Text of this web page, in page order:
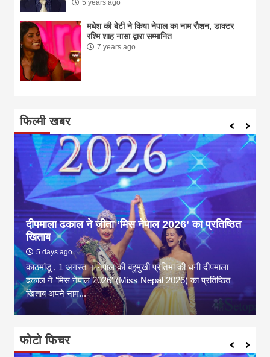
5 years ago
मधेश की बेटी ने किया नेपाल का नाम राैशन, डाक्टर
रश्मि शाह नासा द्वारा सम्मानित
7 years ago
फिल्मी खबर
दीपमाला ढकाल ने जीता ‘मिस नेपाल 2026’ का प्रतिष्ठित
खिताब
5 days ago
काठमांडू , 1 अगस्त । नेपाल की बहुमुखी प्रतिभा की धनी दीपमाला
ढकाल ने 'मिस नेपाल 2026' (Miss Nepal 2026) का प्रतिष्ठित
खिताब अपने नाम...
फोटो फिचर